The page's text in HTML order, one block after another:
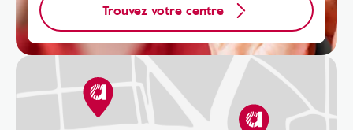
Trouvez votre centre